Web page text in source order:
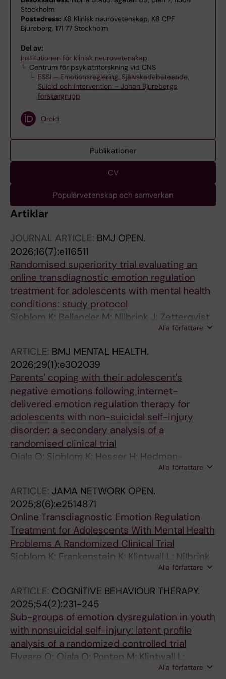
Stockholm
Postadress: K8 Klinisk neurovetenskap, K8 CPF
Bjureberg, 171 77 Stockholm
Del av:
Institutionen för klinisk neurovetenskap
Centrum för psykiatriforskning vid CNS
ESSI – Emotionsreglering, Självskadebeteende,
Suicid och Intervention – Johan Bjurebergs
forskargrupp
Orcid
Publikationer
CV
Populärvetenskap och samverkan
Artiklar
JOURNAL ARTICLE: BMJ OPEN.
2026;16(7):e116511
Randomised superiority trial evaluating an
online transdiagnostic emotion regulation
treatment for adolescents with mental health
conditions: study protocol
Sjoblom K; Bellander M; Nilbrink J; Zetterqvist
M; Sampaio F; Hedman-Lagerlof E; Hellner C;
Alla författare
ARTICLE: BMJ MENTAL HEALTH.
2026;29(1):e302039
Parents' coping with their adolescent's
negative emotions following internet-
delivered emotion regulation therapy for
adolescents with non-suicidal self-injury
disorder: a secondary analysis of a
randomised clinical trial
Ojala O; Sjoblom K; Hesser H; Hedman-
Alla författare
ARTICLE: JAMA NETWORK OPEN.
2025;8(6):e2514871
Online Transdiagnostic Emotion Regulation
Treatment for Adolescents With Mental Health
Problems A Randomized Clinical Trial
Sjoblom K; Frankenstein K; Klintwall L; Nilbrink
J; Zetterqvist M; Hesser H; Hedman-Lagerlof
Alla författare
ARTICLE: COGNITIVE BEHAVIOUR THERAPY.
2025;54(2):231-245
Sub-groups of emotion dysregulation in youth
with nonsuicidal self-injury: latent profile
analysis of a randomized controlled trial
Flygare O; Ojala O; Ponten M; Klintwall L;
Karemyr M; Sjoblom K; Wallert J; Hellner C;
Alla författare